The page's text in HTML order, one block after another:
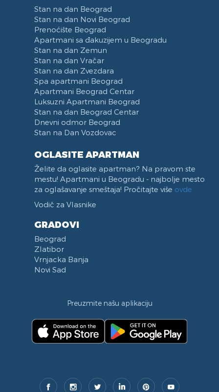
Stan na dan Beograd
Stan na dan Novi Beograd
Prenoćište Beograd
Apartmani sa đakuzijem u Beogradu
Stan na dan Zemun
Stan na dan Vračar
Stan na dan Zvezdara
Spa apartmani Beograd
Apartmani Beograd Centar
Luksuzni Apartmani Beograd
Stan na dan Beograd Centar
Dnevni odmor Beograd
Stan na Dan Vozdovac
OGLASITE APARTMAN
Želite da oglasite apartman? Na pravom ste
mestu! Apartmani u Beogradu - najbolje mesto
za oglašavanje smeštaja! Pročitajte više ovde
Vodič za Vlasnike
GRADOVI
Beograd
Zlatibor
Vrnjacka Banja
Novi Sad
Preuzmite našu aplikaciju